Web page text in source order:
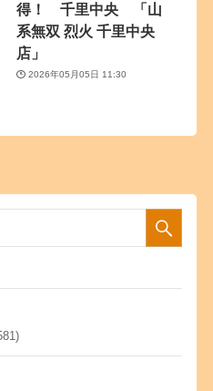
得！ 千里中央 「山
系無双 烈火 千里中央
店」
2026年05月05日 11:30